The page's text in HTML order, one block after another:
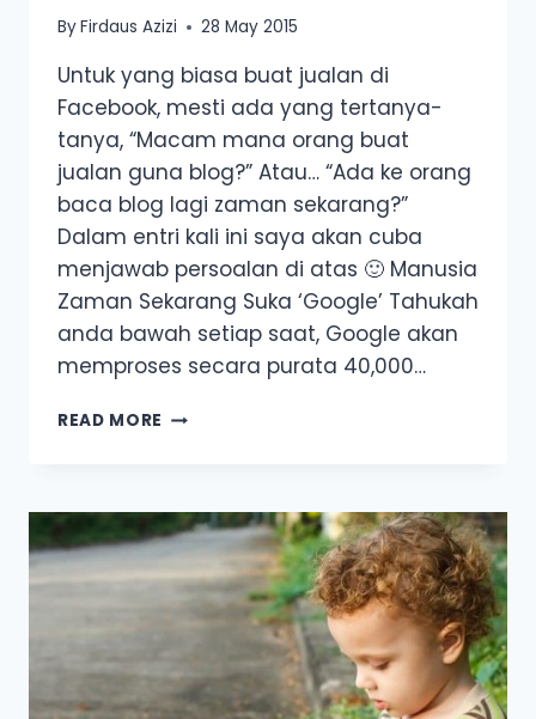
ByFirdaus Azizi 28 May 2015
Untuk yang biasa buat jualan di
Facebook, mesti ada yang tertanya-
tanya, “Macam mana orang buat
jualan guna blog?” Atau… “Ada ke orang
baca blog lagi zaman sekarang?”
Dalam entri kali ini saya akan cuba
menjawab persoalan di atas 🙂 Manusia
Zaman Sekarang Suka ‘Google’ Tahukah
anda bawah setiap saat, Google akan
memproses secara purata 40,000…
READ MORE MACAM
JUALAN
DARI
BLOG?